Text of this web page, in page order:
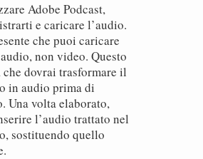
Adobe Podcast,
e caricare l’audio.
che puoi caricare
non video. Questo
dovrai trasformare il
in audio prima di
Una volta elaborato,
l’audio trattato nel
sostituendo quello